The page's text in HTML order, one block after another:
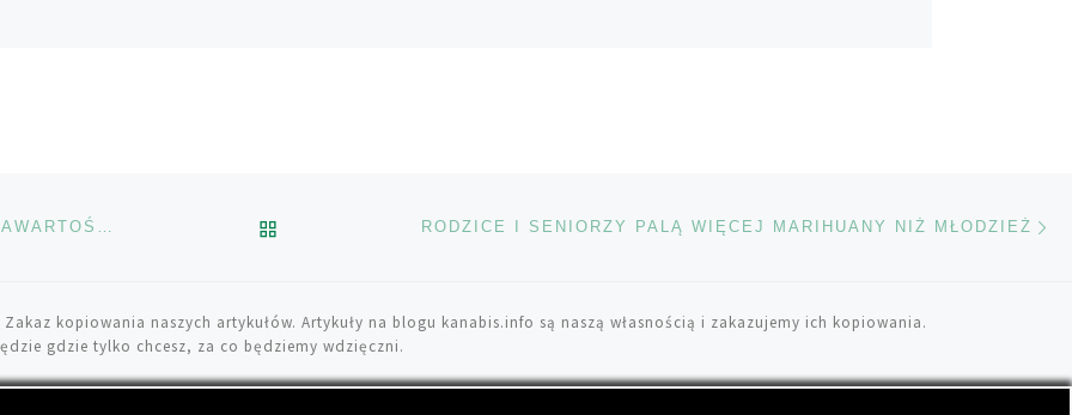
SZWAJCARIA LEGALIZUJE MARIHUANĘ O NISKIEJ ZAWARTOŚCI THC POWRÓT DO LISTY POSTÓW
RODZICE I SENIORZY PALĄ WIĘCEJ MARIHUANY NIŻ MŁODZIEŻ
kopiowania naszych artykułów. Artykuły na blogu kanabis.info są naszą własnością i zakazujemy ich kopiowania.
gdzie tylko chcesz, za co będziemy wdzięczni.